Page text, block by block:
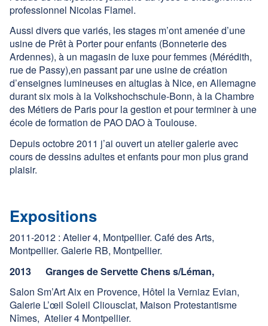
Plan
Contact
Facebook
professionnel Nicolas Flamel.
Aussi divers que variés, les stages m’ont amenée d’une
usine de Prêt à Porter pour enfants (Bonneterie des
Ardennes), à un magasin de luxe pour femmes (Mérédith,
rue de Passy),en passant par une usine de création
d’enseignes lumineuses en altuglas à Nice, en Allemagne
durant six mois à la Volkshochschule-Bonn, à la Chambre
des Métiers de Paris pour la gestion et pour terminer à une
école de formation de PAO DAO à Toulouse.
Depuis octobre 2011 j’ai ouvert un atelier galerie avec
cours de dessins adultes et enfants pour mon plus grand
plaisir.
Expositions
2011-2012 : Atelier 4, Montpellier. Café des Arts,
Montpellier. Galerie RB, Montpellier.
2013
Granges de Servette Chens s/Léman,
Salon Sm’Art Aix en Provence, Hôtel la Verniaz Evian,
Galerie L’œil Soleil Cliousclat, Maison Protestantisme
Nîmes, Atelier 4 Montpellier.